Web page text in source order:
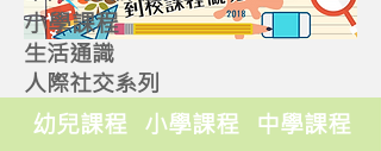
小學課程
生活通識
人際社交系列
幼兒課程 小學課程
中學課程